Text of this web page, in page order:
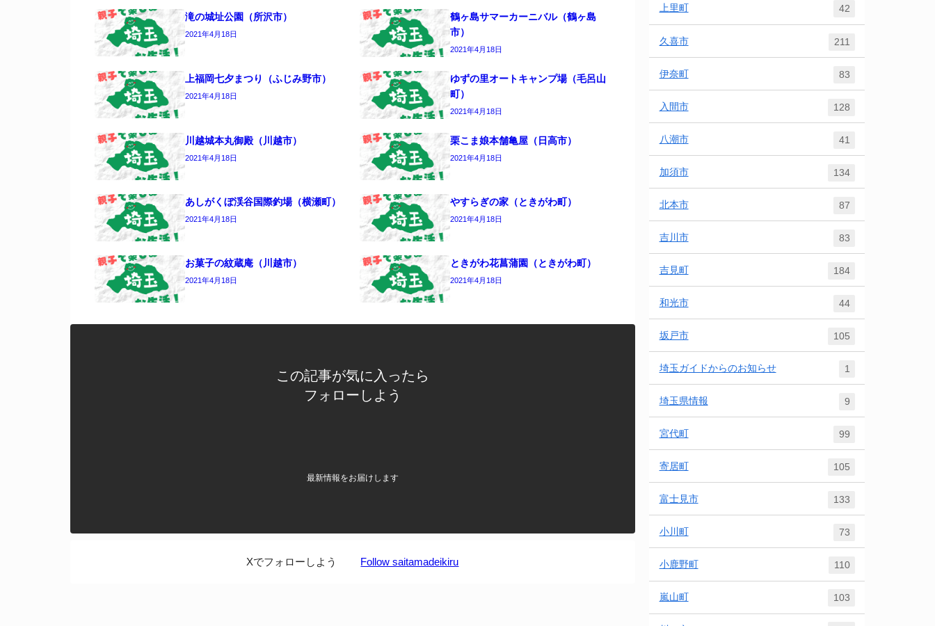
滝の城址公園（所沢市）
2021年4月18日
鶴ヶ島サマーカーニバル（鶴ヶ島
市）
2021年4月18日
上福岡七夕まつり（ふじみ野市）
2021年4月18日
ゆずの里オートキャンプ場（毛呂山
町）
2021年4月18日
川越城本丸御殿（川越市）
2021年4月18日
栗こま娘本舗亀屋（日高市）
2021年4月18日
あしがくぼ渓谷国際釣場（横瀬町）
2021年4月18日
やすらぎの家（ときがわ町）
2021年4月18日
お菓子の紋蔵庵（川越市）
2021年4月18日
ときがわ花菖蒲園（ときがわ町）
2021年4月18日
この記事が気に入ったら
フォローしよう
最新情報をお届けします
Xでフォローしよう Follow saitamadeikiru
上里町 42
久喜市 211
伊奈町 83
入間市 128
八潮市 41
加須市 134
北本市 87
吉川市 83
吉見町 184
和光市 44
坂戸市 105
埼玉ガイドからのお知らせ 1
埼玉県情報 9
宮代町 99
寄居町 105
富士見市 133
小川町 73
小鹿野町 110
嵐山町 103